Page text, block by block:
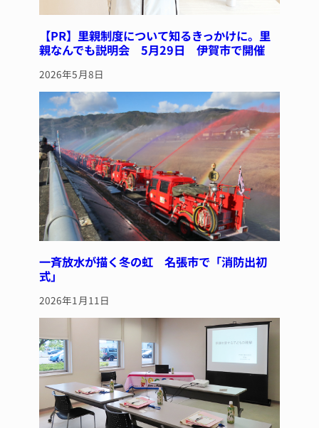
【PR】里親制度について知るきっかけに。里
親なんでも説明会 5月29日 伊賀市で開催
2026年5月8日
一斉放水が描く冬の虹 名張市で「消防出初
式」
2026年1月11日